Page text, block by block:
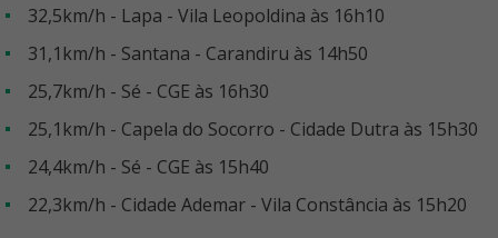
32,5km/h - Lapa - Vila Leopoldina às 16h10
31,1km/h - Santana - Carandiru às 14h50
25,7km/h - Sé - CGE às 16h30
25,1km/h - Capela do Socorro - Cidade Dutra às 15h30
24,4km/h - Sé - CGE às 15h40
22,3km/h - Cidade Ademar - Vila Constância às 15h20